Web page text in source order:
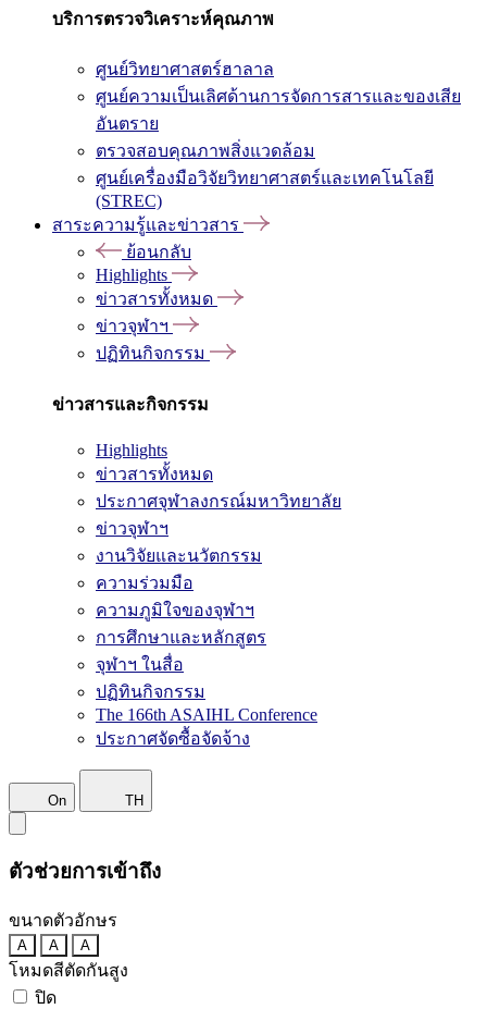
บริการตรวจวิเคราะห์คุณภาพ
ศูนย์วิทยาศาสตร์ฮาลาล
ศูนย์ความเป็นเลิศด้านการจัดการสารและของเสีย
อันตราย
ตรวจสอบคุณภาพสิ่งแวดล้อม
ศูนย์เครื่องมือวิจัยวิทยาศาสตร์และเทคโนโลยี
(STREC)
สาระความรู้และข่าวสาร
ย้อนกลับ
Highlights
ข่าวสารทั้งหมด
ข่าวจุฬาฯ
ปฏิทินกิจกรรม
ข่าวสารและกิจกรรม
Highlights
ข่าวสารทั้งหมด
ประกาศจุฬาลงกรณ์มหาวิทยาลัย
ข่าวจุฬาฯ
งานวิจัยและนวัตกรรม
ความร่วมมือ
ความภูมิใจของจุฬาฯ
การศึกษาและหลักสูตร
จุฬาฯ ในสื่อ
ปฏิทินกิจกรรม
The 166th ASAIHL Conference
ประกาศจัดซื้อจัดจ้าง
On TH
ตัวช่วยการเข้าถึง
ขนาดตัวอักษร
A A A
โหมดสีตัดกันสูง
ปิด